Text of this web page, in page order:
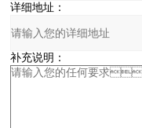
详细地址：
补充说明：